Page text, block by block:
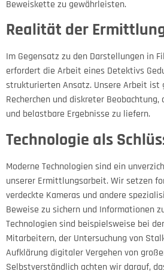
Beweiskette zu gewährleisten.
Realität der
Im Gegensatz zu den Darstellungen in
erfordert die Arbeit eines Detektivs
strukturierten Ansatz. Unsere Arbeit
Recherchen und diskreter
und belastbare Ergebnisse zu liefern.
Technologie als
Moderne Technologien sind ein
unserer Ermittlungsarbeit. Wir setzen
verdeckte Kameras und andere
Beweise zu sichern und Informationen
Technologien sind beispielsweise bei
Mitarbeitern, der Untersuchung von
Aufklärung digitaler Vergehen von
Selbstverständlich achten wir darauf,